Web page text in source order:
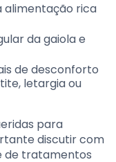
alimentação rica
da gaiola e
de desconforto
letargia ou
para
discutir com
de tratamentos